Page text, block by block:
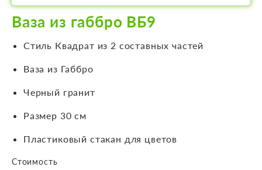
Ваза из габбро ВБ9
Стиль Квадрат из 2 составных частей
Ваза из Габбро
Черный гранит
Размер 30 см
Пластиковый стакан для цветов
Стоимость